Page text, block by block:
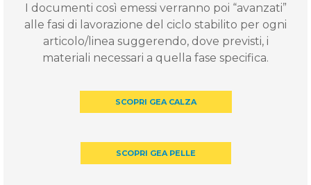
I documenti così emessi verranno poi “avanzati”
alle fasi di lavorazione del ciclo stabilito per ogni
articolo/linea suggerendo, dove previsti, i
materiali necessari a quella fase specifica.
SCOPRI GEA CALZA
SCOPRI GEA PELLE